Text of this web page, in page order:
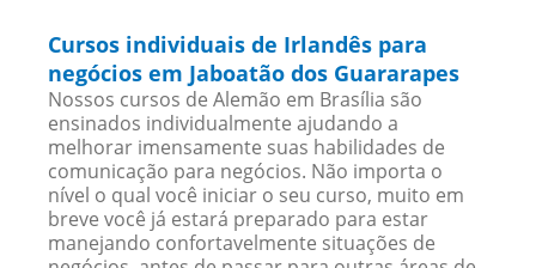
Cursos individuais de Irlandês para
negócios em Jaboatão dos Guararapes
Nossos cursos de Alemão em Brasília são
ensinados individualmente ajudando a
melhorar imensamente suas habilidades de
comunicação para negócios. Não importa o
nível o qual você iniciar o seu curso, muito em
breve você já estará preparado para estar
manejando confortavelmente situações de